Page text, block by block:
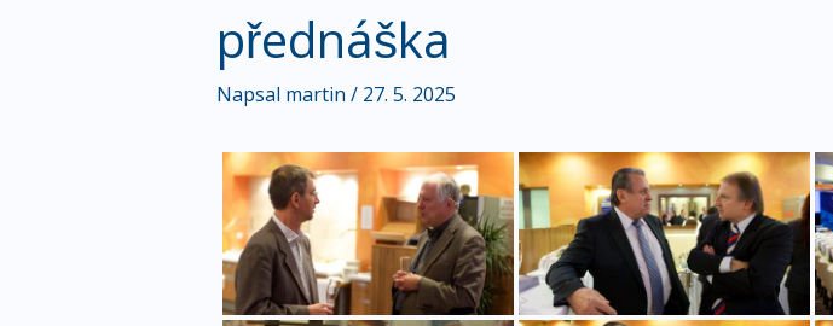
přednáška
Napsal martin / 27. 5. 2025